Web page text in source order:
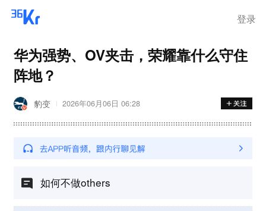
登录
华为强势、OV夹击，荣耀靠什么守住
阵地？
豹变 2026年06月06日 06:28
如何不做others